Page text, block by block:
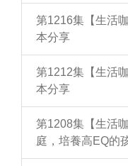
第1216集【生活
本分享
第1212集【生活
本分享
第1208集【生活
庭，培養高EQ的